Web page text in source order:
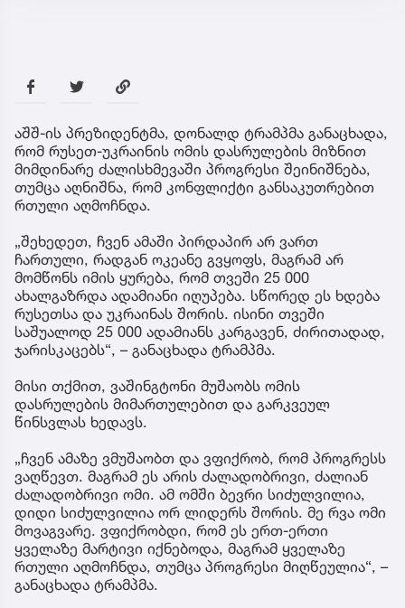
აშშ-ის პრეზიდენტმა, დონალდ ტრამპმა განაცხადა,
რომ რუსეთ-უკრაინის ომის დასრულების მიზნით
მიმდინარე ძალისხმევაში პროგრესი შეინიშნება,
თუმცა აღნიშნა, რომ კონფლიქტი განსაკუთრებით
რთული აღმოჩნდა.
„შეხედეთ, ჩვენ ამაში პირდაპირ არ ვართ
ჩართული, რადგან ოკეანე გვყოფს, მაგრამ არ
მომწონს იმის ყურება, რომ თვეში 25 000
ახალგაზრდა ადამიანი იღუპება. სწორედ ეს ხდება
რუსეთსა და უკრაინას შორის. ისინი თვეში
საშუალოდ 25 000 ადამიანს კარგავენ, ძირითადად,
ჯარისკაცებს“, – განაცხადა ტრამპმა.
მისი თქმით, ვაშინგტონი მუშაობს ომის
დასრულების მიმართულებით და გარკვეულ
წინსვლას ხედავს.
„ჩვენ ამაზე ვმუშაობთ და ვფიქრობ, რომ პროგრესს
ვაღწევთ. მაგრამ ეს არის ძალადობრივი, ძალიან
ძალადობრივი ომი. ამ ომში ბევრი სიძულვილია,
დიდი სიძულვილია ორ ლიდერს შორის. მე რვა ომი
მოვაგვარე. ვფიქრობდი, რომ ეს ერთ-ერთი
ყველაზე მარტივი იქნებოდა, მაგრამ ყველაზე
რთული აღმოჩნდა, თუმცა პროგრესი მიღწეულია“, –
განაცხადა ტრამპმა.